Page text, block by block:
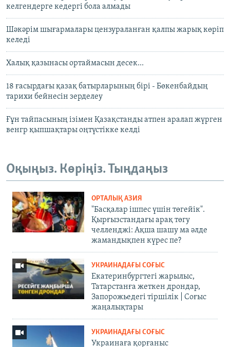
келгендерге кедергі бола алмады
Шәкәрім шығармалары цензураланған қалпы жарық көріп
келеді
Халық қазынасы ортаймасын десек...
18 ғасырдағы қазақ батырларының бірі - Бөкенбайдың
тарихи бейнесін зерделеу
Ғұн тайпасының ізімен Қазақстанды атпен аралап жүрген
венгр қыпшақтары оңтүстікке келді
Оқыңыз. Көріңіз. Тыңдаңыз
ОРТАЛЫҚ АЗИЯ
"Басқалар ішпес үшін төгейік".
Қырғызстандағы арақ төгу
челленджі: Ақша шашу ма әлде
жамандықпен күрес пе?
УКРАИНАДАҒЫ СОҒЫС
Екатеринбургтегі жарылыс,
Татарстанға жеткен дрондар,
Запорожьедегі тіршілік | Cоғыс
жаңалықтары
УКРАИНАДАҒЫ СОҒЫС
Украинаға қорғаныс